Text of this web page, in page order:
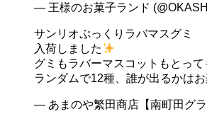
— 王様のお菓子ランド
サンリオぷっくりラバマスグミ
入荷しました
グミもラバーマスコットもとって
ランダムで12種、誰が出るかは
— あまのや繁田商店【南町田グ